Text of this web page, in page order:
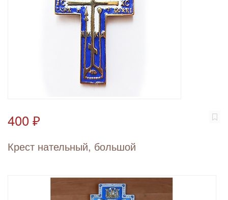
400 ₽
Крест нательный, большой